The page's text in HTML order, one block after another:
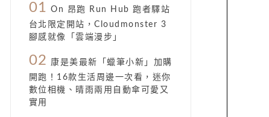
01 On 昂跑 Run Hub 跑者驛站
台北限定開站，Cloudmonster 3
腳感就像「雲端漫步」
02
康是美最新「蠟筆小新」加購
開跑！16款生活周邊一次看，迷你
數位相機、晴雨兩用自動傘可愛又
實用